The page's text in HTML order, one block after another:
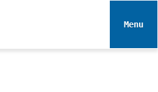
Toggle